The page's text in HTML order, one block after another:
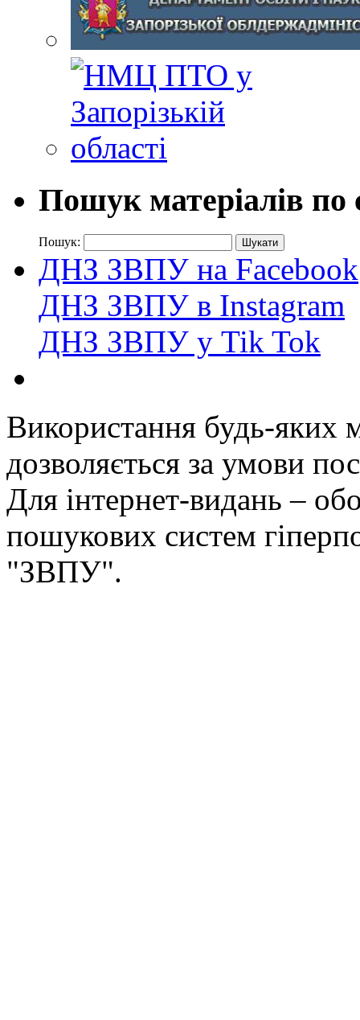
Пошук матеріалів по
Пошук:
ДНЗ ЗВПУ на Facebook
ДНЗ ЗВПУ в Instagram
ДНЗ ЗВПУ у Tik Tok
Використання будь-яких
дозволяється за умови
Для інтернет-видань –
пошукових систем
"ЗВПУ".